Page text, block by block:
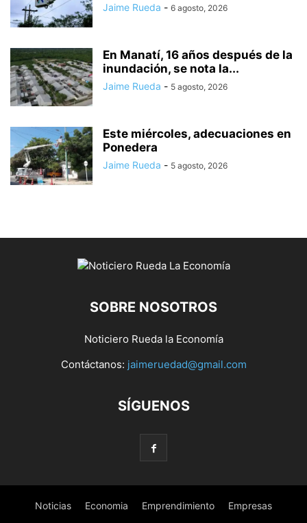
Jaime Rueda - 6 agosto, 2026
En Manatí, 16 años después de la
inundación, se nota la...
Jaime Rueda - 5 agosto, 2026
Este miércoles, adecuaciones en
Ponedera
Jaime Rueda - 5 agosto, 2026
SOBRE NOSOTROS
Noticiero Rueda la Economía
Contáctanos: jaimeruedad@gmail.com
SÍGUENOS
Noticias Economia Emprendimiento Empresas